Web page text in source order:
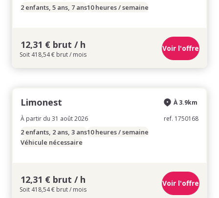
2 enfants, 5 ans, 7 ans10 heures / semaine
12,31 € brut / h
Soit 418,54 € brut / mois
Voir l'offre
Limonest
À partir du 31 août 2026
À 3.9km
ref. 1750168
2 enfants, 2 ans, 3 ans10 heures / semaine
Véhicule nécessaire
12,31 € brut / h
Soit 418,54 € brut / mois
Voir l'offre